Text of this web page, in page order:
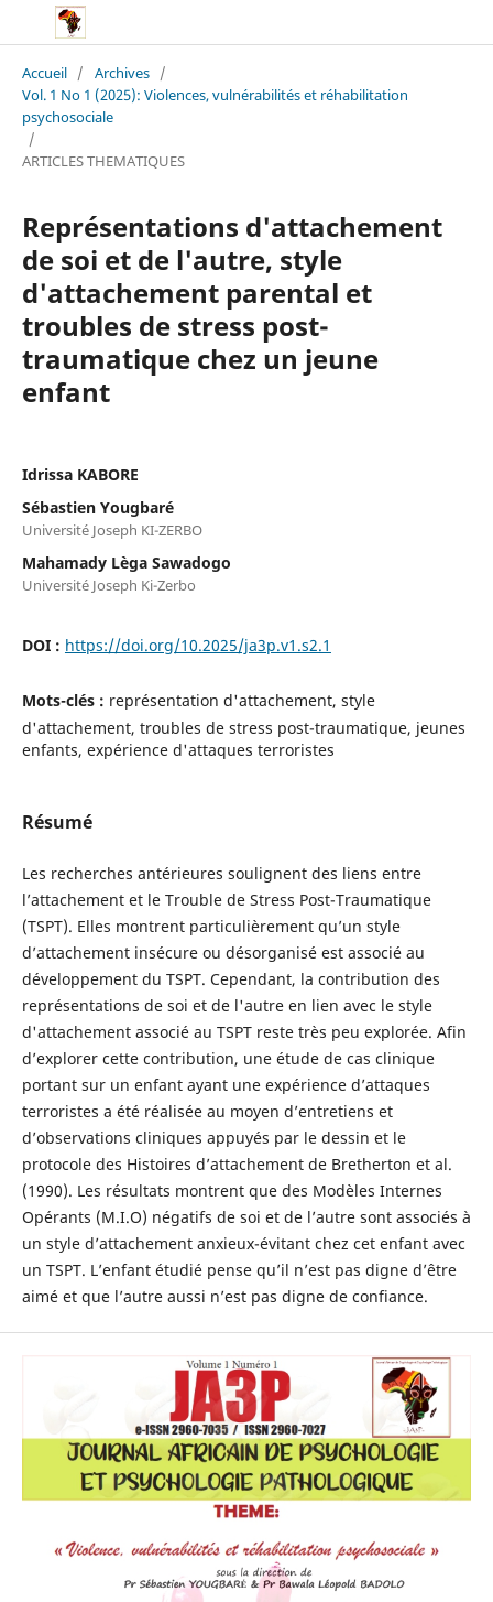
Accueil / Archives /
Vol. 1 No 1 (2025): Violences, vulnérabilités et réhabilitation
psychosociale
/
ARTICLES THEMATIQUES
Représentations d'attachement
de soi et de l'autre, style
d'attachement parental et
troubles de stress post-
traumatique chez un jeune
enfant
Idrissa KABORE
Sébastien Yougbaré
Université Joseph KI-ZERBO
Mahamady Lèga Sawadogo
Université Joseph Ki-Zerbo
DOI : https://doi.org/10.2025/ja3p.v1.s2.1
Mots-clés : représentation d'attachement, style
d'attachement, troubles de stress post-traumatique, jeunes
enfants, expérience d'attaques terroristes
Résumé
Les recherches antérieures soulignent des liens entre
l’attachement et le Trouble de Stress Post-Traumatique
(TSPT). Elles montrent particulièrement qu’un style
d’attachement insécure ou désorganisé est associé au
développement du TSPT. Cependant, la contribution des
représentations de soi et de l'autre en lien avec le style
d'attachement associé au TSPT reste très peu explorée. Afin
d’explorer cette contribution, une étude de cas clinique
portant sur un enfant ayant une expérience d’attaques
terroristes a été réalisée au moyen d’entretiens et
d’observations cliniques appuyés par le dessin et le
protocole des Histoires d’attachement de Bretherton et al.
(1990). Les résultats montrent que des Modèles Internes
Opérants (M.I.O) négatifs de soi et de l’autre sont associés à
un style d’attachement anxieux-évitant chez cet enfant avec
un TSPT. L’enfant étudié pense qu’il n’est pas digne d’être
aimé et que l’autre aussi n’est pas digne de confiance.